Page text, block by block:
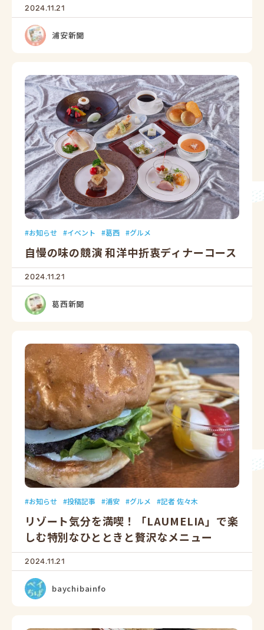
2024.11.21
浦安新聞
お知らせ イベント 葛西 グルメ
自慢の味の競演 和洋中折衷ディナーコース
2024.11.21
葛西新聞
お知らせ 投稿記事 浦安 グルメ 記者 佐々木
リゾート気分を満喫！「LAUMELIA」で楽
しむ特別なひとときと贅沢なメニュー
2024.11.21
baychibainfo